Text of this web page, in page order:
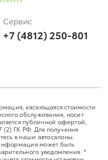
Сервис
+7 (4812) 250-801
касающаяся стоимости
обслуживания, носит
публичной офертой,
(2) ГК РФ. Для получения
в наши автосалоны.
может быть
уведомления. *